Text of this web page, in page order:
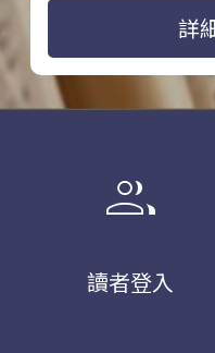
詳
group
讀者登入